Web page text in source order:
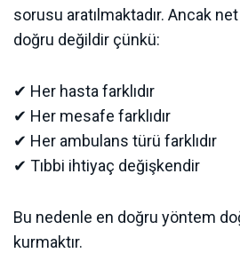
sorusu aratılmaktadır. Ancak
doğru değildir çünkü:
✔ Her hasta farklıdır
✔ Her mesafe farklıdır
✔ Her ambulans türü farklıdır
✔ Tıbbi ihtiyaç değişkendir
Bu nedenle en doğru yöntem
kurmaktır.